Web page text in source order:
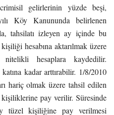
gelirlerinin yüzde beşi,
Köy Kanununda belirlenen
tahsilatı izleyen ay içinde bu
hesabına aktarılmak üzere
nitelikli hesaplara kaydedilir.
kadar arttırabilir. 1/8/2010
hariç olmak üzere tahsil edilen
pay verilir. Süresinde
tüzel kişiliğine pay verilmesi